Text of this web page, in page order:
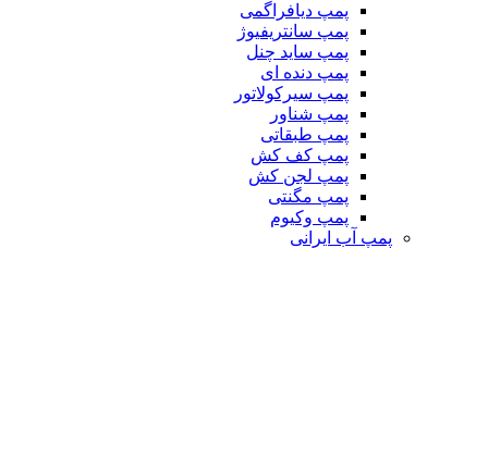
پمپ دیافراگمی
پمپ سانتریفیوژ
پمپ ساید چنل
پمپ دنده ای
پمپ سیرکولاتور
پمپ شناور
پمپ طبقاتی
پمپ کف کش
پمپ لجن کش
پمپ مگنتی
پمپ وکیوم
پمپ آب ایرانی